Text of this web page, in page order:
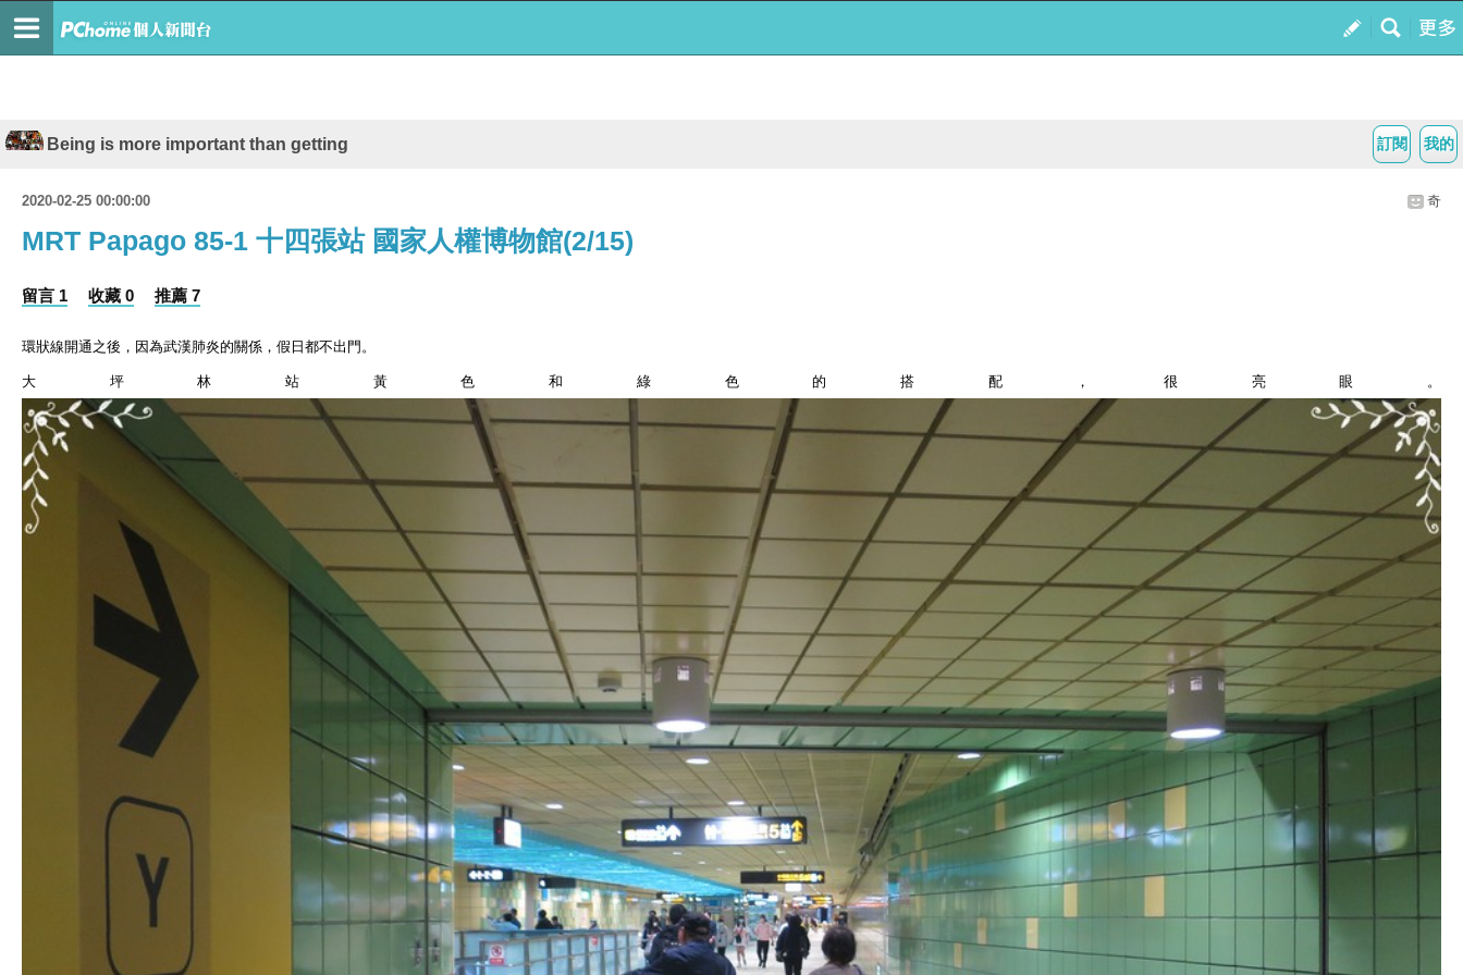
我的
訂閱
Being is more important than getting
2020-02-25 00:00:00 奇
MRT Papago 85-1 十四張站 國家人權博物館(2/15)
留言 1 收藏 0 推薦 7
環狀線開通之後，因為武漢肺炎的關係，假日都不出門。
大坪林站黃色和綠色的搭配，很亮眼。